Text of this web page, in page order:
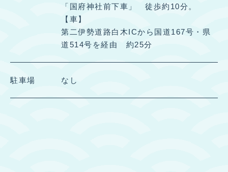
「国府神社前下車」 徒歩約10分。
【車】
第二伊勢道路白木ICから国道167号・県
道514号を経由 約25分
駐車場 なし